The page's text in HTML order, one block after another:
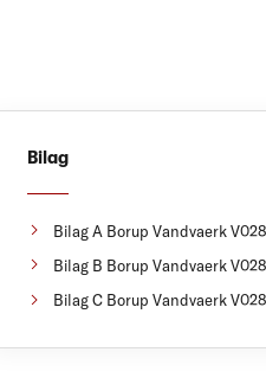
Bilag
Bilag A Borup Vandvaerk
Bilag B Borup Vandvaerk
Bilag C Borup Vandvaerk